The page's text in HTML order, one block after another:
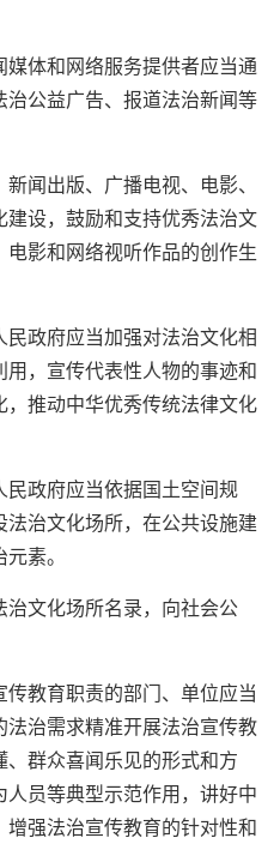
体和网络服务提供者应当通
公益广告、报道法治新闻等
闻出版、广播电视、电影、
建设，鼓励和支持优秀法治文
影和网络视听作品的创作生
政府应当加强对法治文化相
，宣传代表性人物的事迹和
推动中华优秀传统法律文化
政府应当依据国土空间规
治文化场所，在公共设施建
素。
治文化场所名录，向社会公
教育职责的部门、单位应当
治需求精准开展法治宣传教
群众喜闻乐见的形式和方
员等典型示范作用，讲好中
强法治宣传教育的针对性和